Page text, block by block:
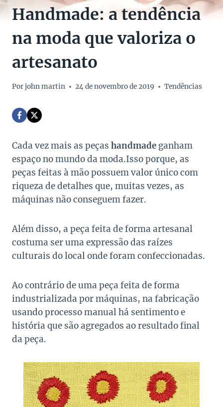
Handmade: a tendência
na moda que valoriza o
artesanato
Porjohn martin 24 de novembro de 2019 Tendências
Cada vez mais as peças handmade ganham
espaço no mundo da moda.Isso porque, as
peças feitas à mão possuem valor único com
riqueza de detalhes que, muitas vezes, as
máquinas não conseguem fazer.
Além disso, a peça feita de forma artesanal
costuma ser uma expressão das raízes
culturais do local onde foram confeccionadas.
Ao contrário de uma peça feita de forma
industrializada por máquinas, na fabricação
usando processo manual há sentimento e
história que são agregados ao resultado final
da peça.